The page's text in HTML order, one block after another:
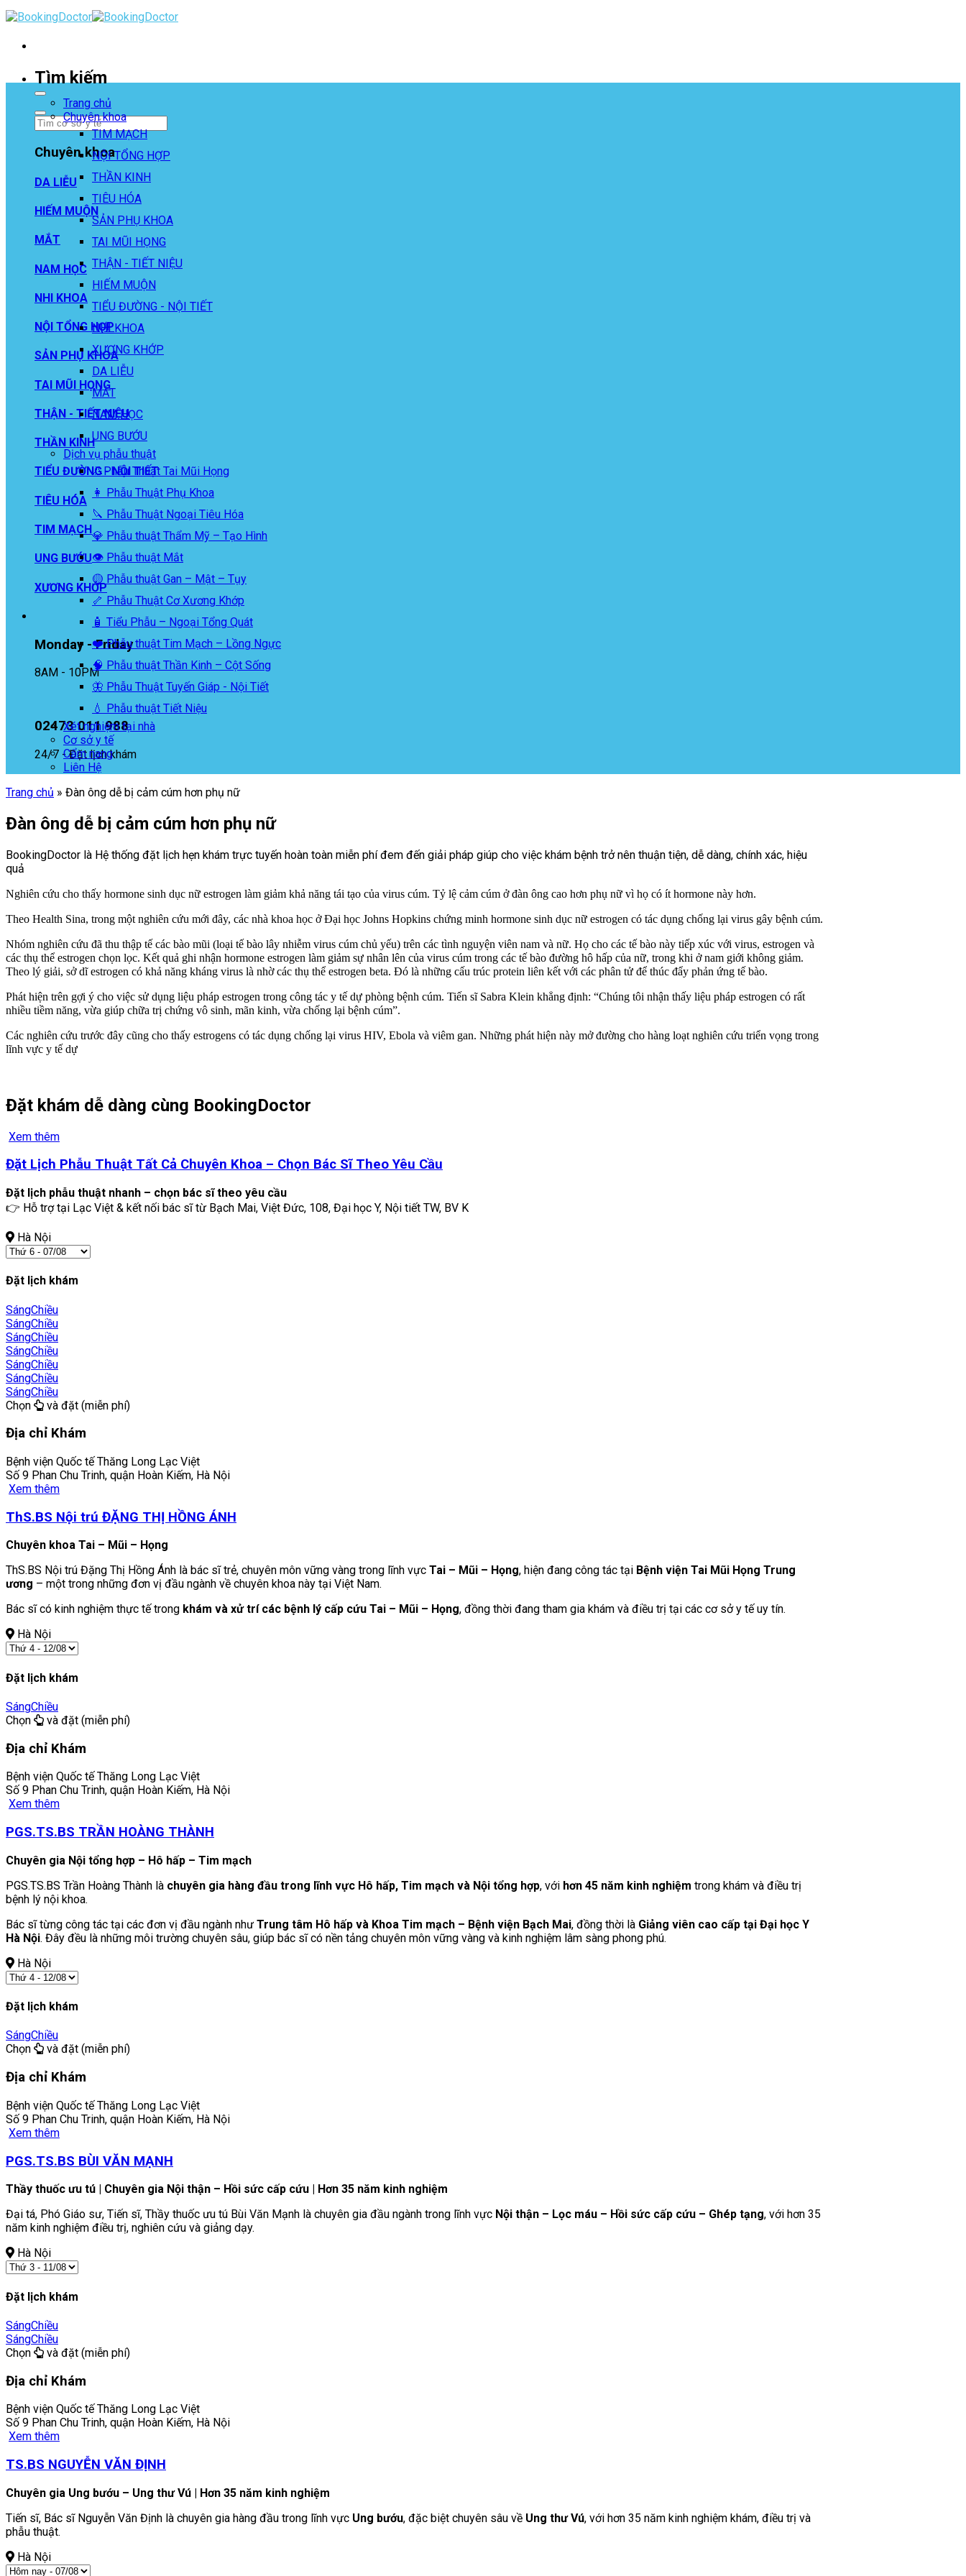
Skip
to
Tìm kiếm
Chuyên khoa
DA LIỄU
HIẾM MUỘN
MẮT
NAM HỌC
NHI KHOA
NỘI TỔNG HỢP
SẢN PHỤ KHOA
TAI MŨI HỌNG
THẬN - TIẾT NIỆU
THẦN KINH
TIỂU ĐƯỜNG - NỘI TIẾT
TIÊU HÓA
TIM MẠCH
UNG BƯỚU
XƯƠNG KHỚP
Monday - Friday
8AM - 10PM
02473 011 988
24/7 - Đặt lịch khám
Trang chủ
Chuyên khoa
TIM MẠCH
NỘI TỔNG HỢP
THẦN KINH
TIÊU HÓA
SẢN PHỤ KHOA
TAI MŨI HỌNG
THẬN - TIẾT NIỆU
HIẾM MUỘN
TIỂU ĐƯỜNG - NỘI TIẾT
NHI KHOA
XƯƠNG KHỚP
DA LIỄU
MẮT
NAM HỌC
UNG BƯỚU
Dịch vụ phẫu thuật
👃Phẫu Thuật Tai Mũi Họng
👩 Phẫu Thuật Phụ Khoa
🔪 Phẫu Thuật Ngoại Tiêu Hóa
💎 Phẫu thuật Thẩm Mỹ – Tạo Hình
👁️ Phẫu thuật Mắt
🟡 Phẫu thuật Gan – Mật – Tụy
🦴 Phẫu Thuật Cơ Xương Khớp
🧴 Tiểu Phẫu – Ngoại Tổng Quát
❤️ Phẫu thuật Tim Mạch – Lồng Ngực
🧠 Phẫu thuật Thần Kinh – Cột Sống
🦋 Phẫu Thuật Tuyến Giáp - Nội Tiết
💧 Phẫu thuật Tiết Niệu
Xét nghiệm tại nhà
Cơ sở y tế
Cẩm nang
Liên Hệ
Trang chủ » Đàn ông dễ bị cảm cúm hơn phụ nữ
Đàn ông dễ bị cảm cúm hơn phụ nữ
BookingDoctor là Hệ thống đặt lịch hẹn khám trực tuyến hoàn toàn miễn phí đem đến giải pháp giúp cho việc khám bệnh trở nên thuận tiện, dễ dàng, chính xác, hiệu
quả
Nghiên cứu cho thấy hormone sinh dục nữ estrogen làm giảm khả năng tái tạo của virus cúm. Tỷ lệ cảm cúm ở đàn ông cao hơn phụ nữ vì họ có ít hormone này hơn.
Theo Health Sina, trong một nghiên cứu mới đây, các nhà khoa học ở Đại học Johns Hopkins chứng minh hormone sinh dục nữ estrogen có tác dụng chống lại virus gây bệnh cúm.
Nhóm nghiên cứu đã thu thập tế các bào mũi (loại tế bào lây nhiễm virus cúm chủ yếu) trên các tình nguyện viên nam và nữ. Họ cho các tế bào này tiếp xúc với virus, estrogen và
các thụ thể estrogen chọn lọc. Kết quả ghi nhận hormone estrogen làm giảm sự nhân lên của virus cúm trong các tế bào đường hô hấp của nữ, trong khi ở nam giới không giảm.
Theo lý giải, sở dĩ estrogen có khả năng kháng virus là nhờ các thụ thể estrogen beta. Đó là những cấu trúc protein liên kết với các phân tử để thúc đẩy phản ứng tế bào.
Phát hiện trên gợi ý cho việc sử dụng liệu pháp estrogen trong công tác y tế dự phòng bệnh cúm. Tiến sĩ Sabra Klein khẳng định: “Chúng tôi nhận thấy liệu pháp estrogen có rất
nhiều tiềm năng, vừa giúp chữa trị chứng vô sinh, mãn kinh, vừa chống lại bệnh cúm”.
Các nghiên cứu trước đây cũng cho thấy estrogens có tác dụng chống lại virus HIV, Ebola và viêm gan. Những phát hiện này mở đường cho hàng loạt nghiên cứu triển vọng trong
lĩnh vực y tế dự
Đặt khám dễ dàng cùng BookingDoctor
Xem thêm
Đặt Lịch Phẫu Thuật Tất Cả Chuyên Khoa – Chọn Bác Sĩ Theo Yêu Cầu
Đặt lịch phẫu thuật nhanh – chọn bác sĩ theo yêu cầu
👉 Hỗ trợ tại Lạc Việt & kết nối bác sĩ từ Bạch Mai, Việt Đức, 108, Đại học Y, Nội tiết TW, BV K
Hà Nội
Đặt lịch khám
SángChiều
SángChiều
SángChiều
SángChiều
SángChiều
SángChiều
SángChiều
Chọn
và đặt (miễn phí)
Địa chỉ Khám
Bệnh viện Quốc tế Thăng Long Lạc Việt
Số 9 Phan Chu Trinh, quận Hoàn Kiếm, Hà Nội
Xem thêm
ThS.BS Nội trú ĐẶNG THỊ HỒNG ÁNH
Chuyên khoa Tai – Mũi – Họng
ThS.BS Nội trú Đặng Thị Hồng Ánh là bác sĩ trẻ, chuyên môn vững vàng trong lĩnh vực Tai – Mũi – Họng, hiện đang công tác tại Bệnh viện Tai Mũi Họng Trung
ương – một trong những đơn vị đầu ngành về chuyên khoa này tại Việt Nam.
Bác sĩ có kinh nghiệm thực tế trong khám và xử trí các bệnh lý cấp cứu Tai – Mũi – Họng, đồng thời đang tham gia khám và điều trị tại các cơ sở y tế uy tín.
Hà Nội
Đặt lịch khám
SángChiều
Chọn
và đặt (miễn phí)
Địa chỉ Khám
Bệnh viện Quốc tế Thăng Long Lạc Việt
Số 9 Phan Chu Trinh, quận Hoàn Kiếm, Hà Nội
Xem thêm
PGS.TS.BS TRẦN HOÀNG THÀNH
Chuyên gia Nội tổng hợp – Hô hấp – Tim mạch
PGS.TS.BS Trần Hoàng Thành là chuyên gia hàng đầu trong lĩnh vực Hô hấp, Tim mạch và Nội tổng hợp, với hơn 45 năm kinh nghiệm trong khám và điều trị
bệnh lý nội khoa.
Bác sĩ từng công tác tại các đơn vị đầu ngành như Trung tâm Hô hấp và Khoa Tim mạch – Bệnh viện Bạch Mai, đồng thời là Giảng viên cao cấp tại Đại học Y
Hà Nội. Đây đều là những môi trường chuyên sâu, giúp bác sĩ có nền tảng chuyên môn vững vàng và kinh nghiệm lâm sàng phong phú.
Hà Nội
Đặt lịch khám
SángChiều
Chọn
và đặt (miễn phí)
Địa chỉ Khám
Bệnh viện Quốc tế Thăng Long Lạc Việt
Số 9 Phan Chu Trinh, quận Hoàn Kiếm, Hà Nội
Xem thêm
PGS.TS.BS BÙI VĂN MẠNH
Thầy thuốc ưu tú | Chuyên gia Nội thận – Hồi sức cấp cứu | Hơn 35 năm kinh nghiệm
Đại tá, Phó Giáo sư, Tiến sĩ, Thầy thuốc ưu tú Bùi Văn Mạnh là chuyên gia đầu ngành trong lĩnh vực Nội thận – Lọc máu – Hồi sức cấp cứu – Ghép tạng, với hơn 35
năm kinh nghiệm điều trị, nghiên cứu và giảng dạy.
Hà Nội
Đặt lịch khám
SángChiều
SángChiều
Chọn
và đặt (miễn phí)
Địa chỉ Khám
Bệnh viện Quốc tế Thăng Long Lạc Việt
Số 9 Phan Chu Trinh, quận Hoàn Kiếm, Hà Nội
Xem thêm
TS.BS NGUYỄN VĂN ĐỊNH
Chuyên gia Ung bướu – Ung thư Vú | Hơn 35 năm kinh nghiệm
Tiến sĩ, Bác sĩ Nguyễn Văn Định là chuyên gia hàng đầu trong lĩnh vực Ung bướu, đặc biệt chuyên sâu về Ung thư Vú, với hơn 35 năm kinh nghiệm khám, điều trị và
phẫu thuật.
Hà Nội